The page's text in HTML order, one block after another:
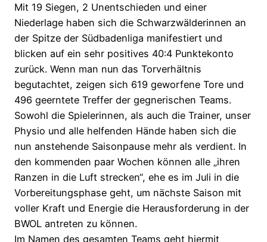
Mit 19 Siegen, 2 Unentschieden und einer
Niederlage haben sich die Schwarzwälderinnen an
der Spitze der Südbadenliga manifestiert und
blicken auf ein sehr positives 40:4 Punktekonto
zurück. Wenn man nun das Torverhältnis
begutachtet, zeigen sich 619 geworfene Tore und
496 geerntete Treffer der gegnerischen Teams.
Sowohl die Spielerinnen, als auch die Trainer, unser
Physio und alle helfenden Hände haben sich die
nun anstehende Saisonpause mehr als verdient. In
den kommenden paar Wochen können alle „ihren
Ranzen in die Luft strecken“, ehe es im Juli in die
Vorbereitungsphase geht, um nächste Saison mit
voller Kraft und Energie die Herausforderung in der
BWOL antreten zu können.
Im Namen des gesamten Teams geht hiermit